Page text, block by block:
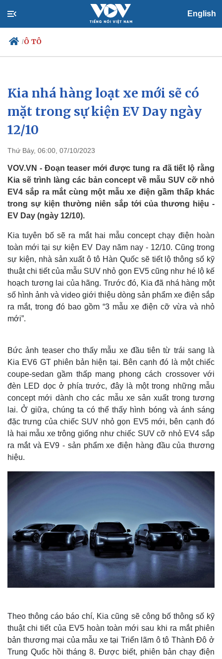
English
/Ô TÔ
Chính trị
Đảng
Tổ chức nhân sự
Quốc hội
Nhận diện sự thật
Xã hội
Tin 24h
Dự báo thời tiết
Kia nhá hàng loạt xe mới sẽ có
mặt trong sự kiện EV Day ngày
12/10
Thứ Bảy, 06:00, 07/10/2023
VOV.VN - Đoạn teaser mới được tung ra đã tiết lộ rằng
Kia sẽ trình làng các bản concept về mẫu SUV cỡ nhỏ
EV4 sắp ra mắt cùng một mẫu xe điện gầm thấp khác
trong sự kiện thường niên sắp tới của thương hiệu -
EV Day (ngày 12/10).
Kia tuyên bố sẽ ra mắt hai mẫu concept chạy điện hoàn
toàn mới tại sự kiện EV Day năm nay - 12/10. Cũng trong
sự kiện, nhà sản xuất ô tô Hàn Quốc sẽ tiết lộ thông số kỹ
thuật chi tiết của mẫu SUV nhỏ gọn EV5 cũng như hé lộ kế
hoạch tương lai của hãng. Trước đó, Kia đã nhá hàng một
số hình ảnh và video giới thiệu dòng sản phẩm xe điện sắp
ra mắt, trong đó bao gồm “3 mẫu xe điện cỡ vừa và nhỏ
mới”.
s
i
s
a
o
a
l
i
d
o
w
.
The media could not be loaded, either because the server
or network failed or because the format is not supported.
Bức ảnh teaser cho thấy mẫu xe đầu tiên từ trái sang là
Kia EV6 GT phiên bản hiện tại. Bên cạnh đó là một chiếc
coupe-sedan gầm thấp mang phong cách crossover với
đèn LED dọc ở phía trước, đây là một trong những mẫu
concept mới dành cho các mẫu xe sản xuất trong tương
lai. Ở giữa, chúng ta có thể thấy hình bóng và ánh sáng
đặc trưng của chiếc SUV nhỏ gọn EV5 mới, bên cạnh đó
là hai mẫu xe trông giống như chiếc SUV cỡ nhỏ EV4 sắp
ra mắt và EV9 - sản phẩm xe điện hàng đầu của thương
hiệu.
Theo thông cáo báo chí, Kia cũng sẽ công bố thông số kỹ
thuật chi tiết của EV5 hoàn toàn mới sau khi ra mắt phiên
bản thương mại của mẫu xe tại Triển lãm ô tô Thành Đô ở
Trung Quốc hồi tháng 8. Được biết, phiên bản chạy điện